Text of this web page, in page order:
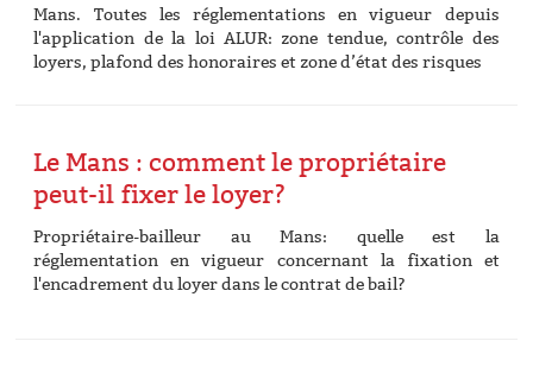
Mans. Toutes les réglementations en vigueur depuis
l'application de la loi ALUR: zone tendue, contrôle des
loyers, plafond des honoraires et zone d’état des risques
Le Mans : comment le propriétaire
peut-il fixer le loyer?
Propriétaire-bailleur au Mans: quelle est la
réglementation en vigueur concernant la fixation et
l'encadrement du loyer dans le contrat de bail?